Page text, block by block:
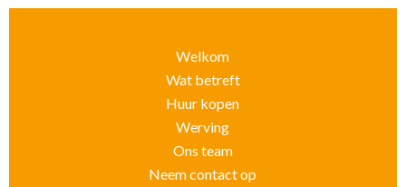
Welkom
Wat betreft
Huur kopen
Werving
Ons team
Neem contact op